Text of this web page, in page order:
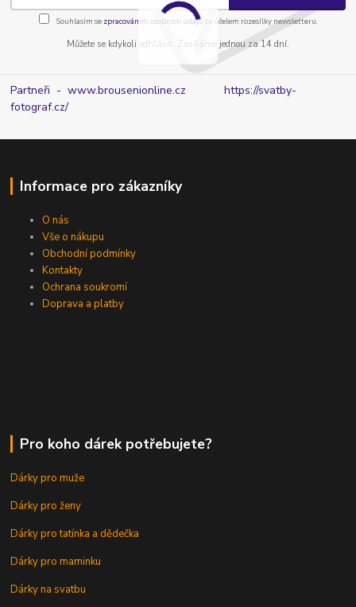
Souhlasím se zpracováním osobních údajůza účelem rozesílky newsletteru.
Můžete se kdykoli odhlásit. Zasíláme jednou za 14 dní.
Partneři - www.brousenionline.czhttps://svatby-
fotograf.cz/
Informace pro zákazníky
O nás
Vše o nákupu
Obchodní podmínky
Kontakty
Ochrana soukromí
Doprava a platby
Pro koho dárek potřebujete?
Dárky pro muže
Dárky pro ženy
Dárky pro tatínka a dědečka
Dárky pro maminku
Dárky na svatbu